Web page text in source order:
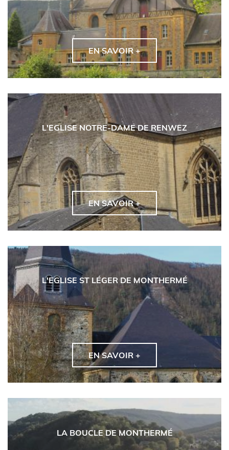
EN SAVOIR +
L'EGLISE NOTRE-DAME DE RENWEZ
EN SAVOIR +
L'EGLISE ST LÉGER DE MONTHERMÉ
EN SAVOIR +
LA BOUCLE DE MONTHERMÉ